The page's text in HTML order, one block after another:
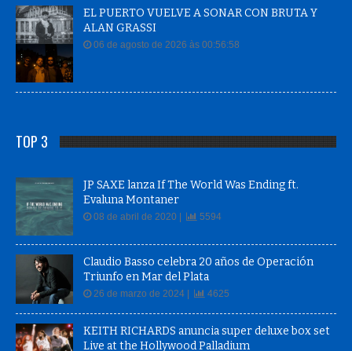
EL PUERTO VUELVE A SONAR CON BRUTA Y
ALAN GRASSI
06 de agosto de 2026 às 00:56:58
TOP 3
JP SAXE lanza If The World Was Ending ft.
Evaluna Montaner
08 de abril de 2020 | 5594
Claudio Basso celebra 20 años de Operación
Triunfo en Mar del Plata
26 de marzo de 2024 | 4625
KEITH RICHARDS anuncia super deluxe box set
Live at the Hollywood Palladium